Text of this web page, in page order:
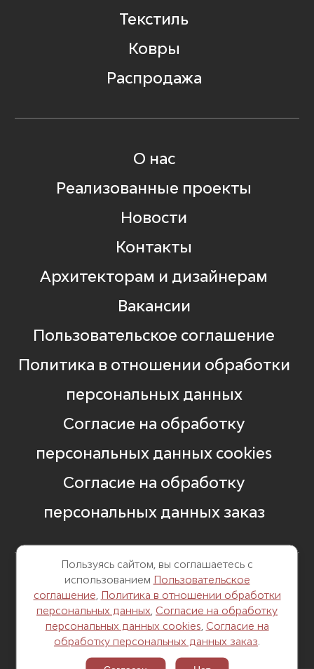
Пользуясь сайтом, вы соглашаетесь с
использованием Пользовательское
соглашение Политика в отношении обработки
персональных данных Согласие на обработку
персональных данных cookies Согласие на
обработку персональных данных заказ.
Текстиль
Ковры
Распродажа
О нас
Реализованные проекты
Новости
Контакты
Архитекторам и дизайнерам
Вакансии
Пользовательское соглашение
Политика в отношении обработки
персональных данных
Согласие на обработку
персональных данных cookies
Согласие на обработку
персональных данных заказ
8 499 248 13 82
г. Москва, Б. Саввинский пер. д. 12,
стр. 6